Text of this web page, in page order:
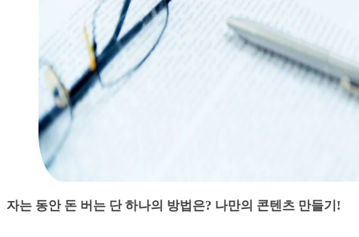
자는 동안 돈 버는 단 하나의 방법은? 나만의 콘텐츠 만들기!